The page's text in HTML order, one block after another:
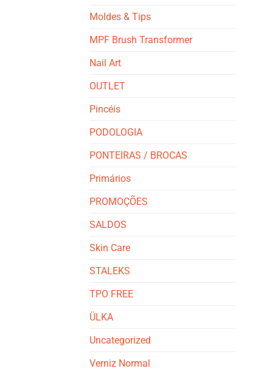
Moldes & Tips
MPF Brush Transformer
Nail Art
OUTLET
Pincéis
PODOLOGIA
PONTEIRAS / BROCAS
Primários
PROMOÇÕES
SALDOS
Skin Care
STALEKS
TPO FREE
ÜLKA
Uncategorized
Verniz Normal